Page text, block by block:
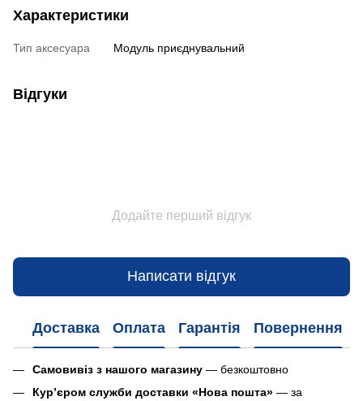
Характеристики
Тип аксесуара Модуль приєднувальний
Відгуки
Додайте перший відгук
Написати відгук
Доставка Оплата Гарантія Повернення
Самовивіз з нашого магазину — безкоштовно
Кур’єром служби доставки «Нова пошта» — за